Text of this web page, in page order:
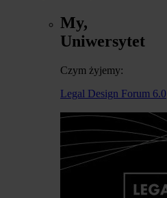
My,
Uniwersytet
Czym żyjemy:
Legal Design Forum 6.0